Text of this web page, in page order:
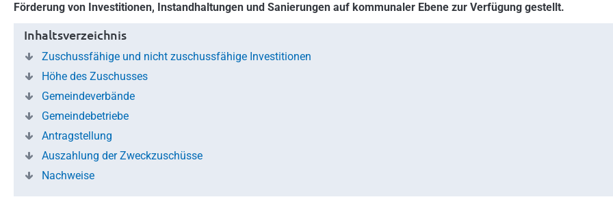
Förderung von Investitionen, Instandhaltungen und Sanierungen auf kommunaler Ebene zur Verfügung gestellt.
Inhaltsverzeichnis
Zuschussfähige und nicht zuschussfähige Investitionen
Höhe des Zuschusses
Gemeindeverbände
Gemeindebetriebe
Antragstellung
Auszahlung der Zweckzuschüsse
Nachweise